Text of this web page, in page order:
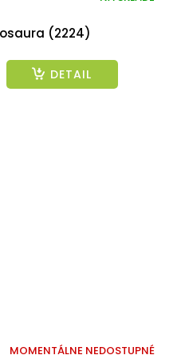
(2224)
DETAIL
MOMENTÁLNE NEDOSTUPNÉ